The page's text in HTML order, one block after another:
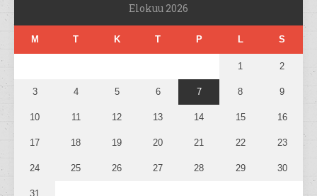
Elokuu 2026
M T K T P L S
1 2
3 4 5 6 7 8 9
10 11 12 13 14 15 16
17 18 19 20 21 22 23
24 25 26 27 28 29 30
31